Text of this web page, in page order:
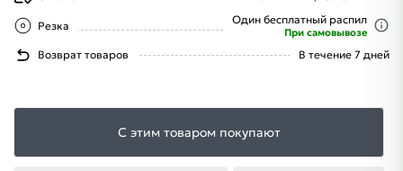
Резка Один бесплатный распил
При самовывозе
Возврат товаров В течение 7 дней
С этим товаром покупают